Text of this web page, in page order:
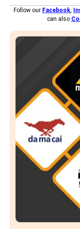
Follow our Facebook,
can also